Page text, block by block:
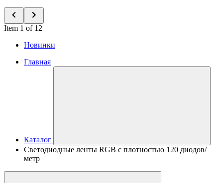
Item 1 of 12
Новинки
Главная
Каталог
Светодиодные ленты RGB с плотностью 120 диодов/
метр